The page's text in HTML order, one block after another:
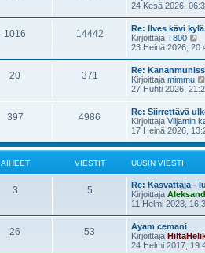
24 Kesä 2026,
1016 14442
Re: Ilves kävi
Kirjoittaja T800
ä
ä
u
u
s
n
v
i
e
i
23 Heinä 2026,
20 371
Re:
Kirjoittaja mimmu
27 Huhti 2026,
397 4986
Re: Siirrettävä
Kirjoittaja Viljamin
17 Heinä 2026,
AIHEET VIESTIT UUSIN VIESTI
3 5
Re: Kasvattaja -
Kirjoittaja
11 Helmi 2023,
26 53
Ayam cemani
Kirjoittaja
24 Helmi 2017,